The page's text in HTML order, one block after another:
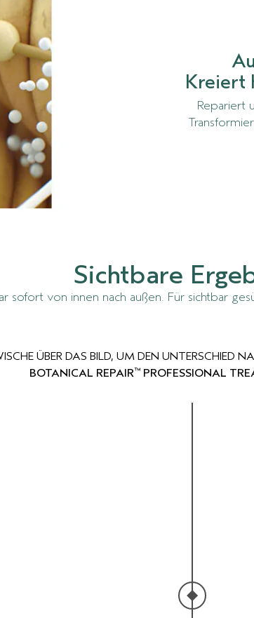
Kreiert
Repariert
Sichtbare
sofort von innen nach außen. Für sichtbar
ÜBER DAS BILD, UM DEN UNTERSCHIED
BOTANICAL REPAIR™PROFESSIONAL